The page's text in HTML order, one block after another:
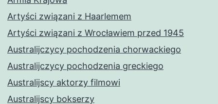
Artyści związani z Haarlemem
Artyści związani z Wrocławiem przed 1945
Australijczycy pochodzenia chorwackiego
Australijczycy pochodzenia greckiego
Australijscy aktorzy filmowi
Australijscy bokserzy